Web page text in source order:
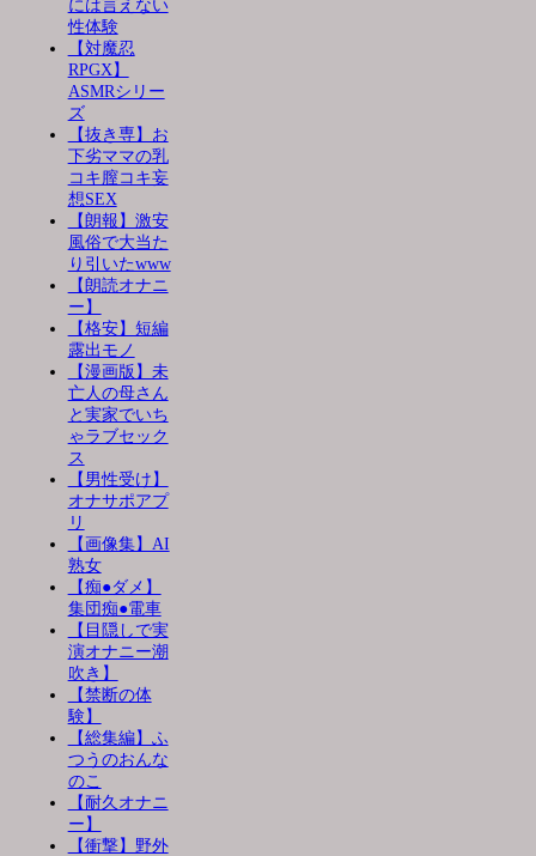
には言えない
性体験
【対魔忍
RPGX】
ASMRシリー
ズ
【抜き専】お
下劣ママの乳
コキ膣コキ妄
想SEX
【朗報】激安
風俗で大当た
り引いたwww
【朗読オナニ
ー】
【格安】短編
露出モノ
【漫画版】未
亡人の母さん
と実家でいち
ゃラブセック
ス
【男性受け】
オナサポアプ
リ
【画像集】AI
熟女
【痴●ダメ】
集団痴●電車
【目隠しで実
演オナニー潮
吹き】
【禁断の体
験】
【総集編】ふ
つうのおんな
のこ
【耐久オナニ
ー】
【衝撃】野外